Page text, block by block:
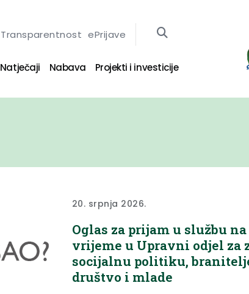
Transparentnost ePrijave
Natječaji Nabava Projekti i investicije
20. srpnja 2026.
Oglas za prijam u službu
vrijeme u Upravni odjel za
socijalnu politiku,
društvo i mlade